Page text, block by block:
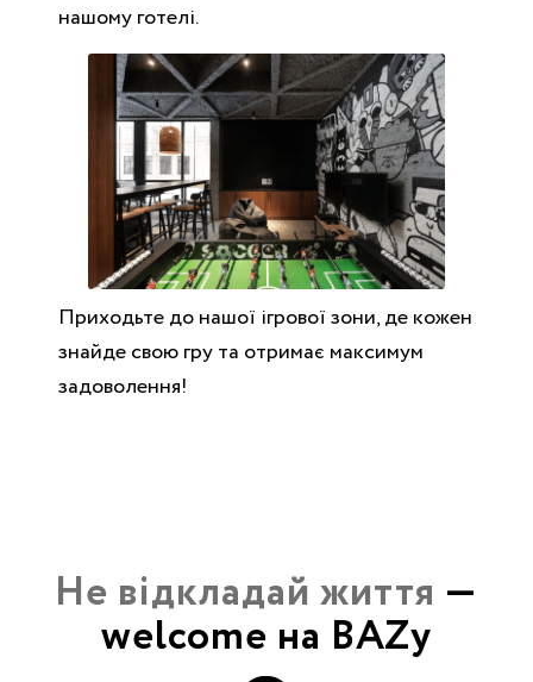
нашому готелі.
Приходьте до нашої ігрової зони, де кожен
знайде свою гру та отримає максимум
задоволення!
Не відкладай життя —
welcome на BAZу